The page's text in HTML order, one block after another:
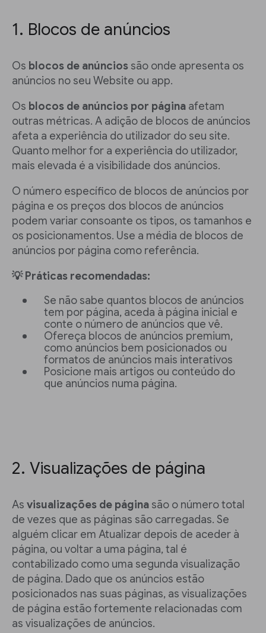
1. Blocos de anúncios
Os blocos de anúncios são onde apresenta os
anúncios no seu Website ou app.
Os blocos de anúncios por página afetam
outras métricas. A adição de blocos de anúncios
afeta a experiência do utilizador do seu site.
Quanto melhor for a experiência do utilizador,
mais elevada é a visibilidade dos anúncios.
O número específico de blocos de anúncios por
página e os preços dos blocos de anúncios
podem variar consoante os tipos, os tamanhos e
os posicionamentos. Use a média de blocos de
anúncios por página como referência.
💡 Práticas recomendadas:
Se não sabe quantos blocos de anúncios
tem por página, aceda à página inicial e
conte o número de anúncios que vê.
Ofereça blocos de anúncios premium,
como anúncios bem posicionados ou
formatos de anúncios mais interativos
Posicione mais artigos ou conteúdo do
que anúncios numa página.
2. Visualizações de página
As visualizações de página são o número total
de vezes que as páginas são carregadas. Se
alguém clicar em Atualizar depois de aceder à
página, ou voltar a uma página, tal é
contabilizado como uma segunda visualização
de página. Dado que os anúncios estão
posicionados nas suas páginas, as visualizações
de página estão fortemente relacionadas com
as visualizações de anúncios.